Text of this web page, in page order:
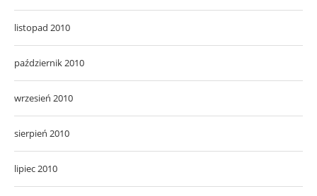
listopad 2010
październik 2010
wrzesień 2010
sierpień 2010
lipiec 2010